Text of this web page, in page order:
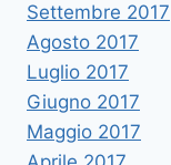
Settembre 2017
Agosto 2017
Luglio 2017
Giugno 2017
Maggio 2017